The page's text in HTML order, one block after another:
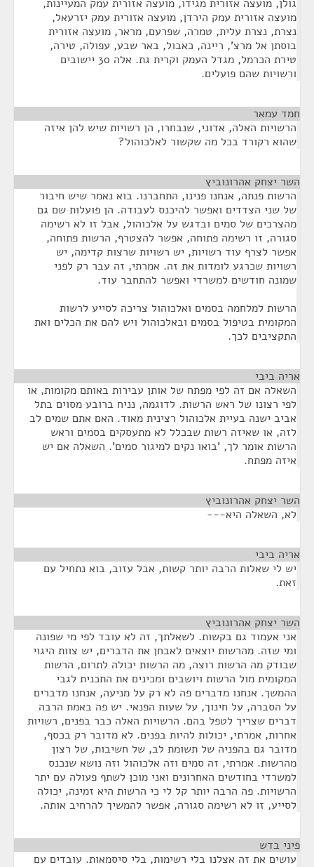
גולן, מועצה אזורית מגידו, מועצה אזורית עמק המעיינות,
מועצה אזורית עמק הירדן, מועצה אזורית עמק יזרעאל,
נצרת, נצרת עלית, טמרה, שפרעם, מראר, מועצה אזורית
בוסתן אל מרצ', ריינה, כאבול, באר שבע, עפולה, טירה,
טירת הכרמל, מגדל העמק וקרית גת. אלה 30 יישובים
ורשויות שהם פועלים.
חמד עמאר
הרשויות האלה, אדוני, שנבחרו, הן רשויות שיש להן איזה
שהוא רקורד בכל מה שקשור לאלכוהול?
השר יצחק אהרונוביץ
הרשות פנתה, אנחנו פנינו, התחברנו. בוא נאמר שיש חיבור
של שני הצדדים ואפשר להיכנס לעבודה. הן פועלות שם גם
מהצרכים של סמים ובדגש על אלכוהול, אבל זו לא רשימה
סגורה, זו רשימה פתוחה, אפשר להצטרף, הרשות פתוחה,
אפשר לצרף עוד רשויות, יש רשויות שרצות קדימה, יש
רשויות שכרגע לומדות את זה. אמרתי, זה עבר רק לפני
שמונה חודשים למשרדי ואפשר להתחבר עוד.
הרשות למלחמה בסמים ואלכוהול צריכה לסייע לרשות
המקומית בטיפול בסמים ובאלכוהול ויש להם את הכלים ואת
התקציבים לכך.
אריה ביבי
השאלה אם זה לפי מפתח של אותן עבירות באותם מקומות, או
לפי רצונו של ראש הרשות. לדוגמה, נניח ברובע מסוים בתל
אביב ישנה בעיית אלכוהול רצינית מאוד. האם אתם שמים לב
לזה, או שאיזה רשות שבכלל לא מתעסקים בסמים וראש
הרשות אומר לך, 'בואו נקים למיגור סמים'. השאלה אם יש
איזה מפתח.
השר יצחק אהרונוביץ
לא, השאלה היא---
אריה ביבי
יש לי שאלות הרבה יותר קשות, אבל עזוב, בוא נתחיל עם
זאת.
השר יצחק אהרונוביץ
אני אעמוד גם בקשות. לשאלתך, זה לא עובד לפי מי שפונה
ומי שזה. מהרשות יוצאים לאבחן את הדברים, יש צוות היגוי
שבודק מה הרשות רוצה, מה הרשות יכולה לתרום, הרשות
המקומית מול הרשות ויושבים ומכינים את התכנית לגבי
ההמשך. אנחנו מדברים פה לא רק על מניעה, אנחנו מדברים
על הסברה, על חינוך, על שעות הפנאי. יש פה באמת הרבה
דברים שצריך לטפל בהם. הרשויות האלה כבר בפנים, רשויות
אחרות, אמרתי, יכולות להיות בפנים. לא מדובר רק בכסף,
מדובר גם בהפניה של תשומת לב, של חשיבות, של רצון
מהרשות. אמרתי, זה סמים וזה אלכוהול וזה נושא שנכנס
למשרדי בחודשים האחרונים ואני מוכן לשתף פעולה עם יתר
הרשויות. פה הרבה יותר קל לי כי הרשות היא זמינה, יכולה
לסייע, זו לא רשימה סגורה, אפשר להמשיך להרחיב אותה.
פיני בדש
עושים את זה אצלנו בלי רשימות, בלי סיסמאות. עובדים עם